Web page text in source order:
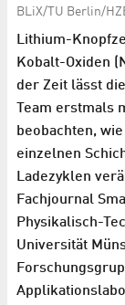
BLiX/TU Berlin/
Lithium-
Kobalt-Oxiden
der Zeit lässt
Team erstmals
beobachten,
einzelnen
Ladezyklen
Fachjournal
Physikalisch-
Universität